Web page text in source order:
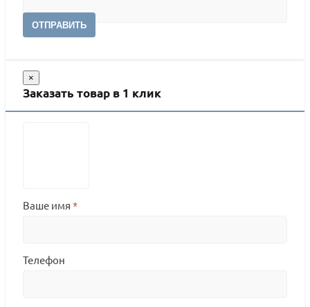
ОТПРАВИТЬ
×
Заказать товар в 1 клик
Ваше имя *
Телефон